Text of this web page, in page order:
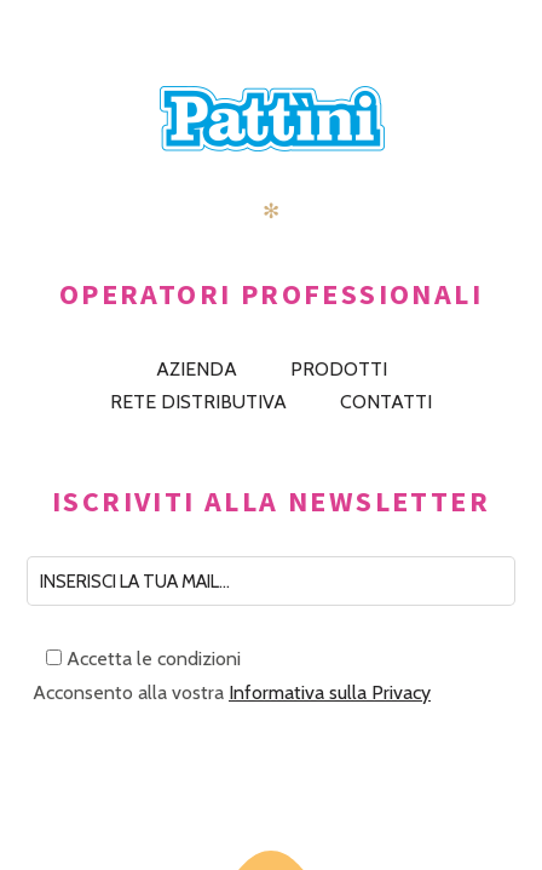
✻
OPERATORI PROFESSIONALI
AZIENDA
PRODOTTI
RETE DISTRIBUTIVA
CONTATTI
ISCRIVITI ALLA NEWSLETTER
Accetta le condizioni
Acconsento alla vostra Informativa sulla Privacy